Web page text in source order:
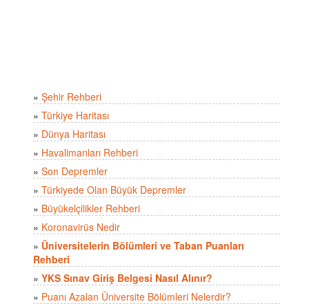
» Şehir Rehberi
» Türkiye Haritası
» Dünya Haritası
» Havalimanları Rehberi
» Son Depremler
» Türkiyede Olan Büyük Depremler
» Büyükelçilikler Rehberi
» Koronavirüs Nedir
» Üniversitelerin Bölümleri ve Taban Puanları
Rehberi
» YKS Sınav Giriş Belgesi Nasıl Alınır?
» Puanı Azalan Üniversite Bölümleri Nelerdir?